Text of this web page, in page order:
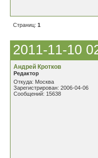
Страниц: 1
2011-11-10
Андрей Кротков
Редактор
Откуда: Москва
Зарегистрирован: 2006-04-06
Сообщений: 15638